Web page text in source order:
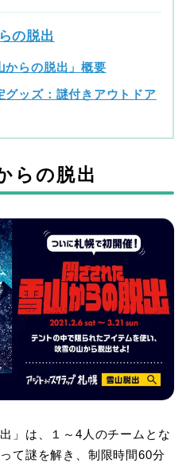
の脱出
からの脱出」概要
グッズ：謎付きアウトドア
らの脱出
」は、１～4人のチームとな
て謎を解き、制限時間60分